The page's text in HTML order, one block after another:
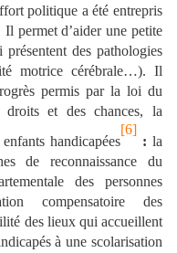
politique a été entrepris
Il permet d’aider une petite
des pathologies
motrice cérébrale…). Il
permis par la loi du
et des chances, la
handicapées
[6]
: la
de reconnaissance du
des personnes
compensatoire des
des lieux qui accueillent
à une scolarisation